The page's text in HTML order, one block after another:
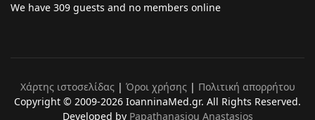
We have 309 guests and no members online
Χάρτης ιστοσελίδας| Όροι χρήσης| Πολιτική απορρήτου
Copyright © 2009-2026 IoanninaMed.gr. All Rights Reserved.
Developed by Papathanasiou Anastasios